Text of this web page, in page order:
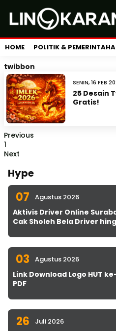
HOME POLITIK &
twibbon
SENIN, 16 FEB
25 Desain
Gratis!
Previous
1
Next
Hype
07 Agustus 2026
Aktivis Driver Online
Cak Sholeh Bela Driver
03 Agustus 2026
Link Download Logo HUT ke-
PDF
26 Juli 2026